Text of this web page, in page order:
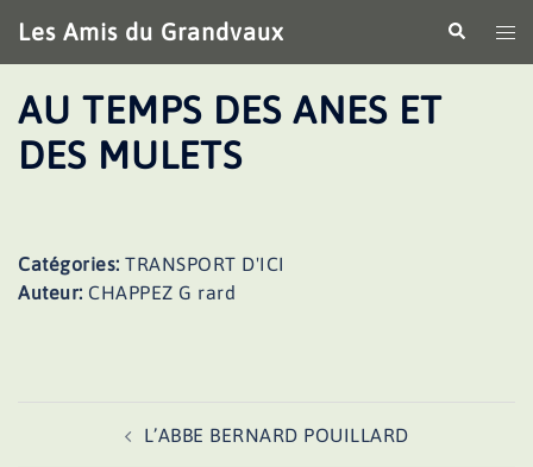
au
contenu
Les Amis du Grandvaux
le
AU TEMPS DES ANES ET
DES MULETS
Catégories: TRANSPORT D'ICI
Auteur: CHAPPEZ G rard
d’article
L’ABBE BERNARD POUILLARD